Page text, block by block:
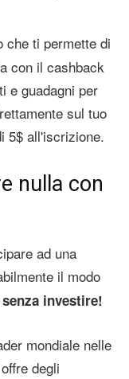
che ti permette di
con il cashback
e guadagni per
sul tuo
5$ all'iscrizione.
nulla con
ad una
il modo
investire!
mondiale nelle
degli